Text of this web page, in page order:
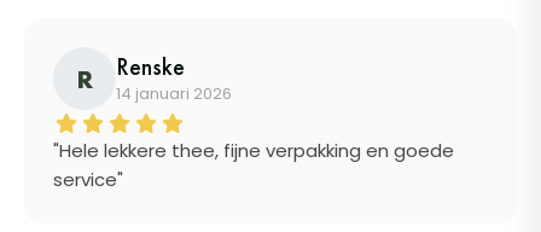
R Renske
14 januari 2026
"Hele lekkere thee, fijne verpakking en goede
service"